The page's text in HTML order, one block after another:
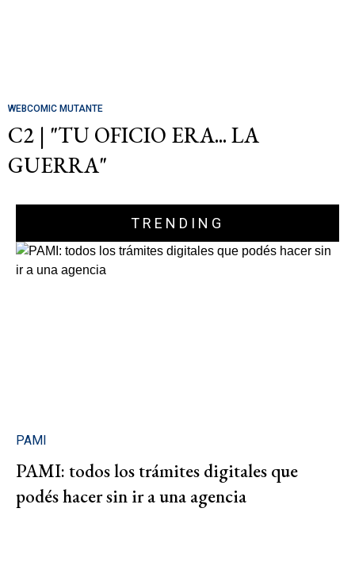
WEBCOMIC MUTANTE
C2 | "TU OFICIO ERA... LA
GUERRA"
TRENDING
PAMI
PAMI: todos los trámites digitales que
podés hacer sin ir a una agencia